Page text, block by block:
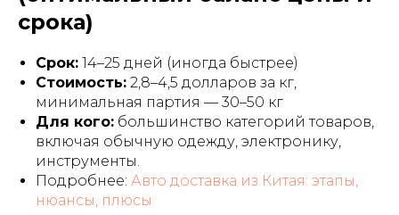
срока)
Срок: 14–25 дней (иногда быстрее)
Стоимость: 2,8–4,5 долларов за кг,
минимальная партия — 30–50 кг
Для кого: большинство категорий товаров,
включая обычную одежду, электронику,
инструменты.
Подробнее: Авто доставка из Китая: этапы,
нюансы, плюсы